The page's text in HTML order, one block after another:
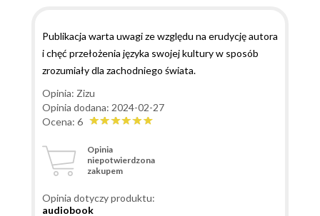
Publikacja warta uwagi ze względu na erudycję autora
i chęć przełożenia języka swojej kultury w sposób
zrozumiały dla zachodniego świata.
Opinia: Zizu
Opinia dodana: 2024-02-27
Ocena: 6
Opinia
niepotwierdzona
zakupem
Opinia dotyczy produktu:
audiobook